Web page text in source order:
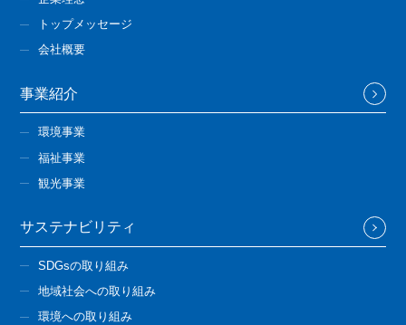
トップメッセージ
会社概要
事業紹介
環境事業
福祉事業
観光事業
サステナビリティ
SDGsの取り組み
地域社会への取り組み
環境への取り組み